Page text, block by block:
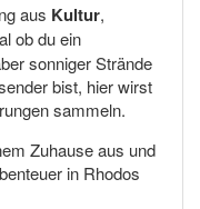
aus Kultur,
ob du ein
sonniger Strände
bist, hier wirst
sammeln.
Zuhause aus und
in Rhodos